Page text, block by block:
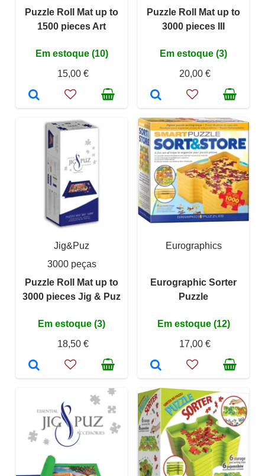
Puzzle Roll Mat up to
1500 pieces Art
Em estoque (10)
15,00 €
Puzzle Roll Mat up to
3000 pieces III
Em estoque (3)
20,00 €
Jig&Puz
3000 peças
Puzzle Roll Mat up to
3000 pieces Jig & Puz
Em estoque (3)
18,50 €
Eurographics
Eurographic Sorter
Puzzle
Em estoque (12)
17,00 €